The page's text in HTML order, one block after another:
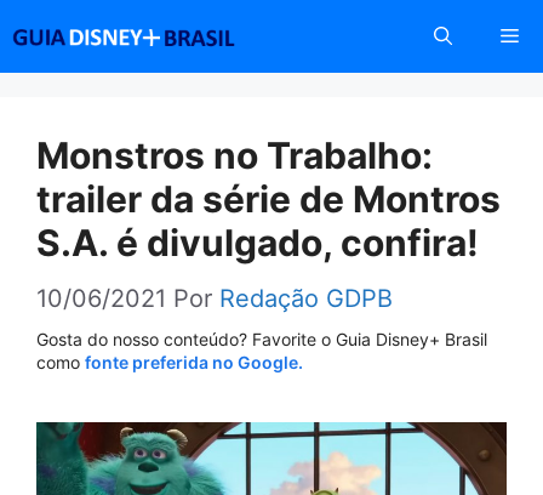
conteúdo
Monstros no Trabalho:
trailer da série de Montros
S.A. é divulgado, confira!
10/06/2021 Por Redação GDPB
Gosta do nosso conteúdo? Favorite o Guia Disney+ Brasil
como fonte preferida no Google.